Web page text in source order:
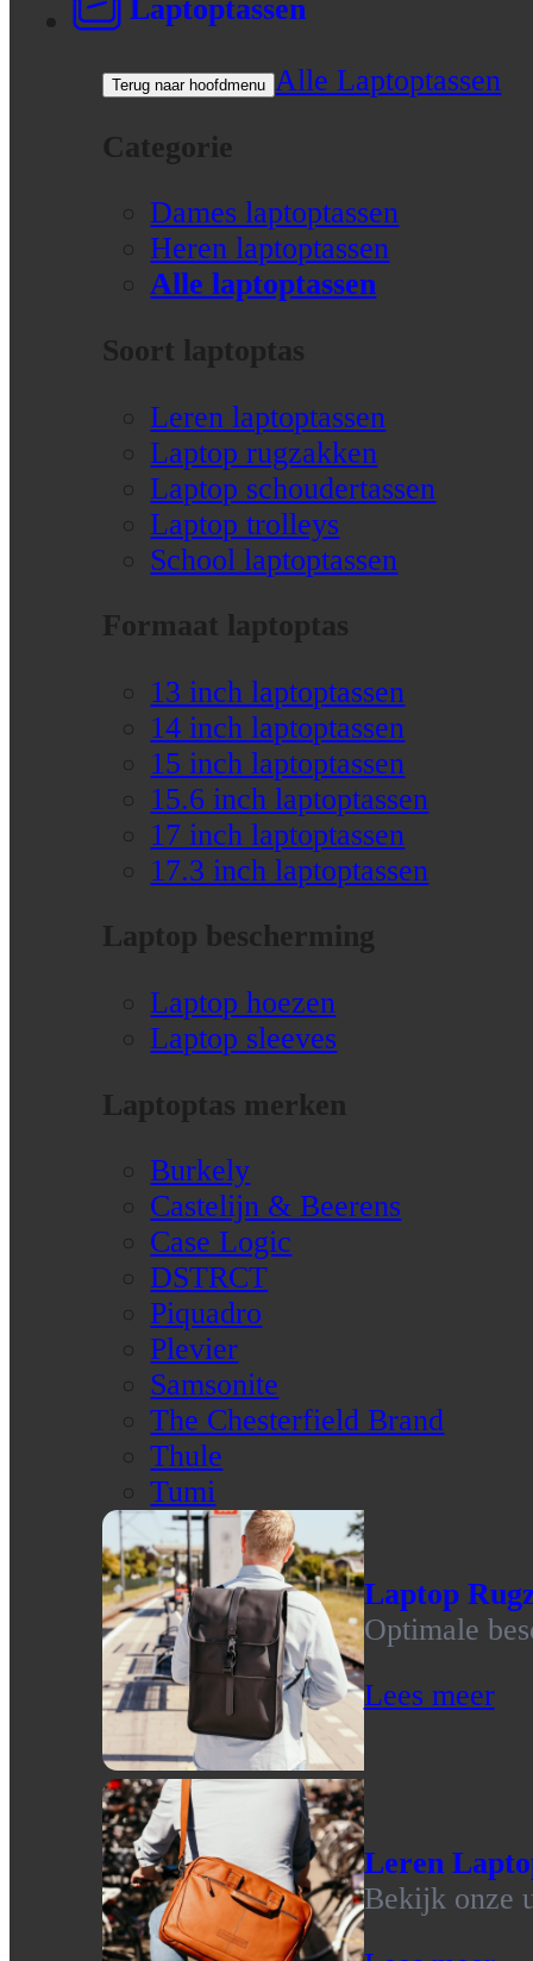
Laptoptassen
Terug naar hoofdmenu Alle Laptoptassen
Categorie
Dames laptoptassen
Heren laptoptassen
Alle laptoptassen
Soort laptoptas
Leren laptoptassen
Laptop rugzakken
Laptop schoudertassen
Laptop trolleys
School laptoptassen
Formaat laptoptas
13 inch laptoptassen
14 inch laptoptassen
15 inch laptoptassen
15.6 inch laptoptassen
17 inch laptoptassen
17.3 inch laptoptassen
Laptop bescherming
Laptop hoezen
Laptop sleeves
Laptoptas merken
Burkely
Castelijn & Beerens
Case Logic
DSTRCT
Piquadro
Plevier
Samsonite
The Chesterfield Brand
Thule
Tumi
Laptop
Optimale
Lees meer
Leren
Bekijk onze